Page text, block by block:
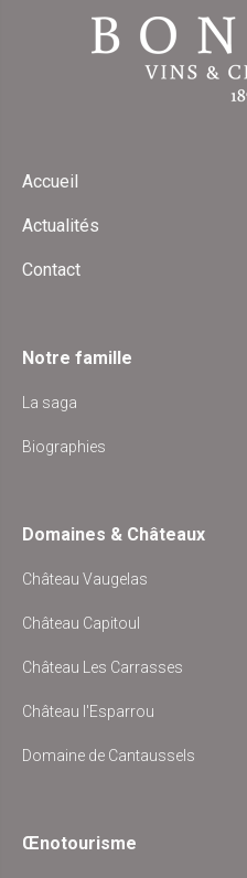
Accueil
Actualités
Contact
Notre famille
La saga
Biographies
Domaines & Châteaux
Château Vaugelas
Château Capitoul
Château Les Carrasses
Château l'Esparrou
Domaine de Cantaussels
Œnotourisme